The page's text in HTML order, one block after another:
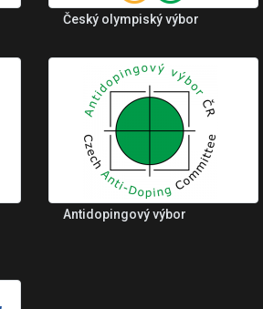
Český olympiský výbor
Antidopingový výbor